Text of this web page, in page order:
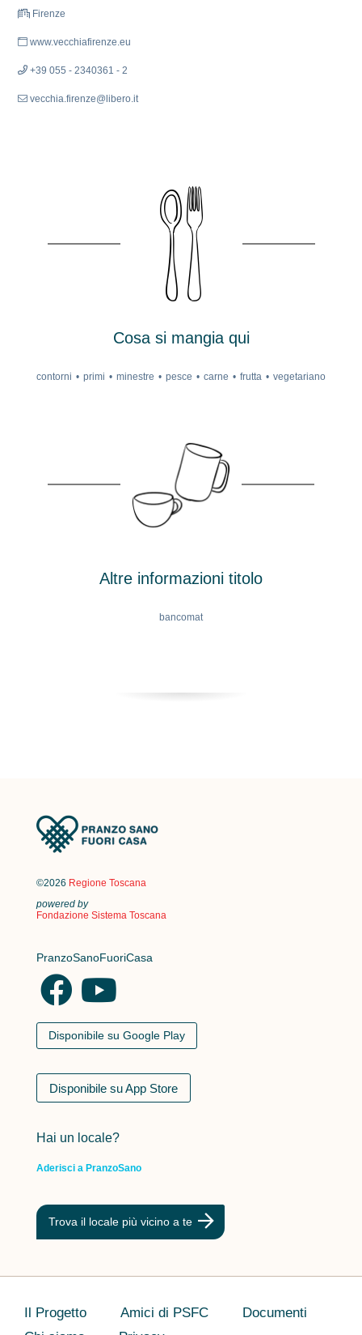
Firenze
www.vecchiafirenze.eu
+39 055 - 2340361 - 2
vecchia.firenze@libero.it
Cosa si mangia qui
contorni primi minestre pesce carne frutta vegetariano
Altre informazioni titolo
bancomat
©2026 Regione Toscana
powered by
Fondazione Sistema Toscana
PranzoSanoFuoriCasa
Disponibile su Google Play
Disponibile su App Store
Hai un locale?
Aderisci a PranzoSano
Trova il locale più vicino a te
Il Progetto Amici di PSFC
Documenti